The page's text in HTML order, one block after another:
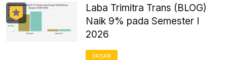
Laba Trimitra Trans (BLOG)
Naik 9% pada Semester I
2026
PASAR